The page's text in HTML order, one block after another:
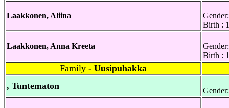
Laakkonen, Aliina
Birth :
Laakkonen, Anna Kreeta
Birth :
Family - Uusipuhakka
, Tuntematon